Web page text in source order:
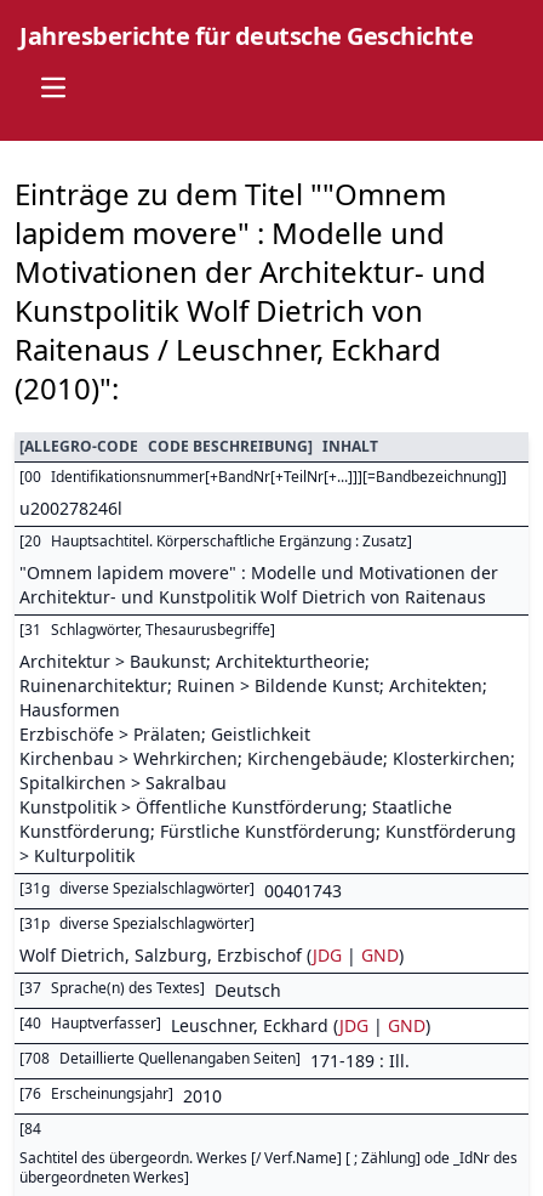
Jahresberichte für deutsche Geschichte
Open main menu
Einträge zu dem Titel ""Omnem
lapidem movere" : Modelle und
Motivationen der Architektur- und
Kunstpolitik Wolf Dietrich von
Raitenaus / Leuschner, Eckhard
(2010)":
[ALLEGRO-CODE CODE BESCHREIBUNG] INHALT
[00 Identifikationsnummer[+BandNr[+TeilNr[+...]]][=Bandbezeichnung]]
u200278246l
[20 Hauptsachtitel. Körperschaftliche Ergänzung : Zusatz]
"Omnem lapidem movere" : Modelle und Motivationen der
Architektur- und Kunstpolitik Wolf Dietrich von Raitenaus
[31 Schlagwörter, Thesaurusbegriffe]
Architektur > Baukunst; Architekturtheorie;
Ruinenarchitektur; Ruinen > Bildende Kunst; Architekten;
Hausformen
Erzbischöfe > Prälaten; Geistlichkeit
Kirchenbau > Wehrkirchen; Kirchengebäude; Klosterkirchen;
Spitalkirchen > Sakralbau
Kunstpolitik > Öffentliche Kunstförderung; Staatliche
Kunstförderung; Fürstliche Kunstförderung; Kunstförderung
> Kulturpolitik
[31g diverse Spezialschlagwörter] 00401743
[31p diverse Spezialschlagwörter]
Wolf Dietrich, Salzburg, Erzbischof (JDG | GND)
[37 Sprache(n) des Textes] Deutsch
[40 Hauptverfasser] Leuschner, Eckhard (JDG | GND)
[708 Detaillierte Quellenangaben Seiten] 171-189 : Ill.
[76 Erscheinungsjahr] 2010
[84
Sachtitel des übergeordn. Werkes [/ Verf.Name] [ ; Zählung] ode _IdNr des
übergeordneten Werkes]